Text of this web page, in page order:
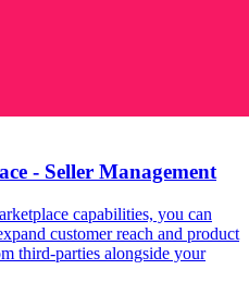
- Seller Management
capabilities, you can
customer reach and product
third-parties alongside your